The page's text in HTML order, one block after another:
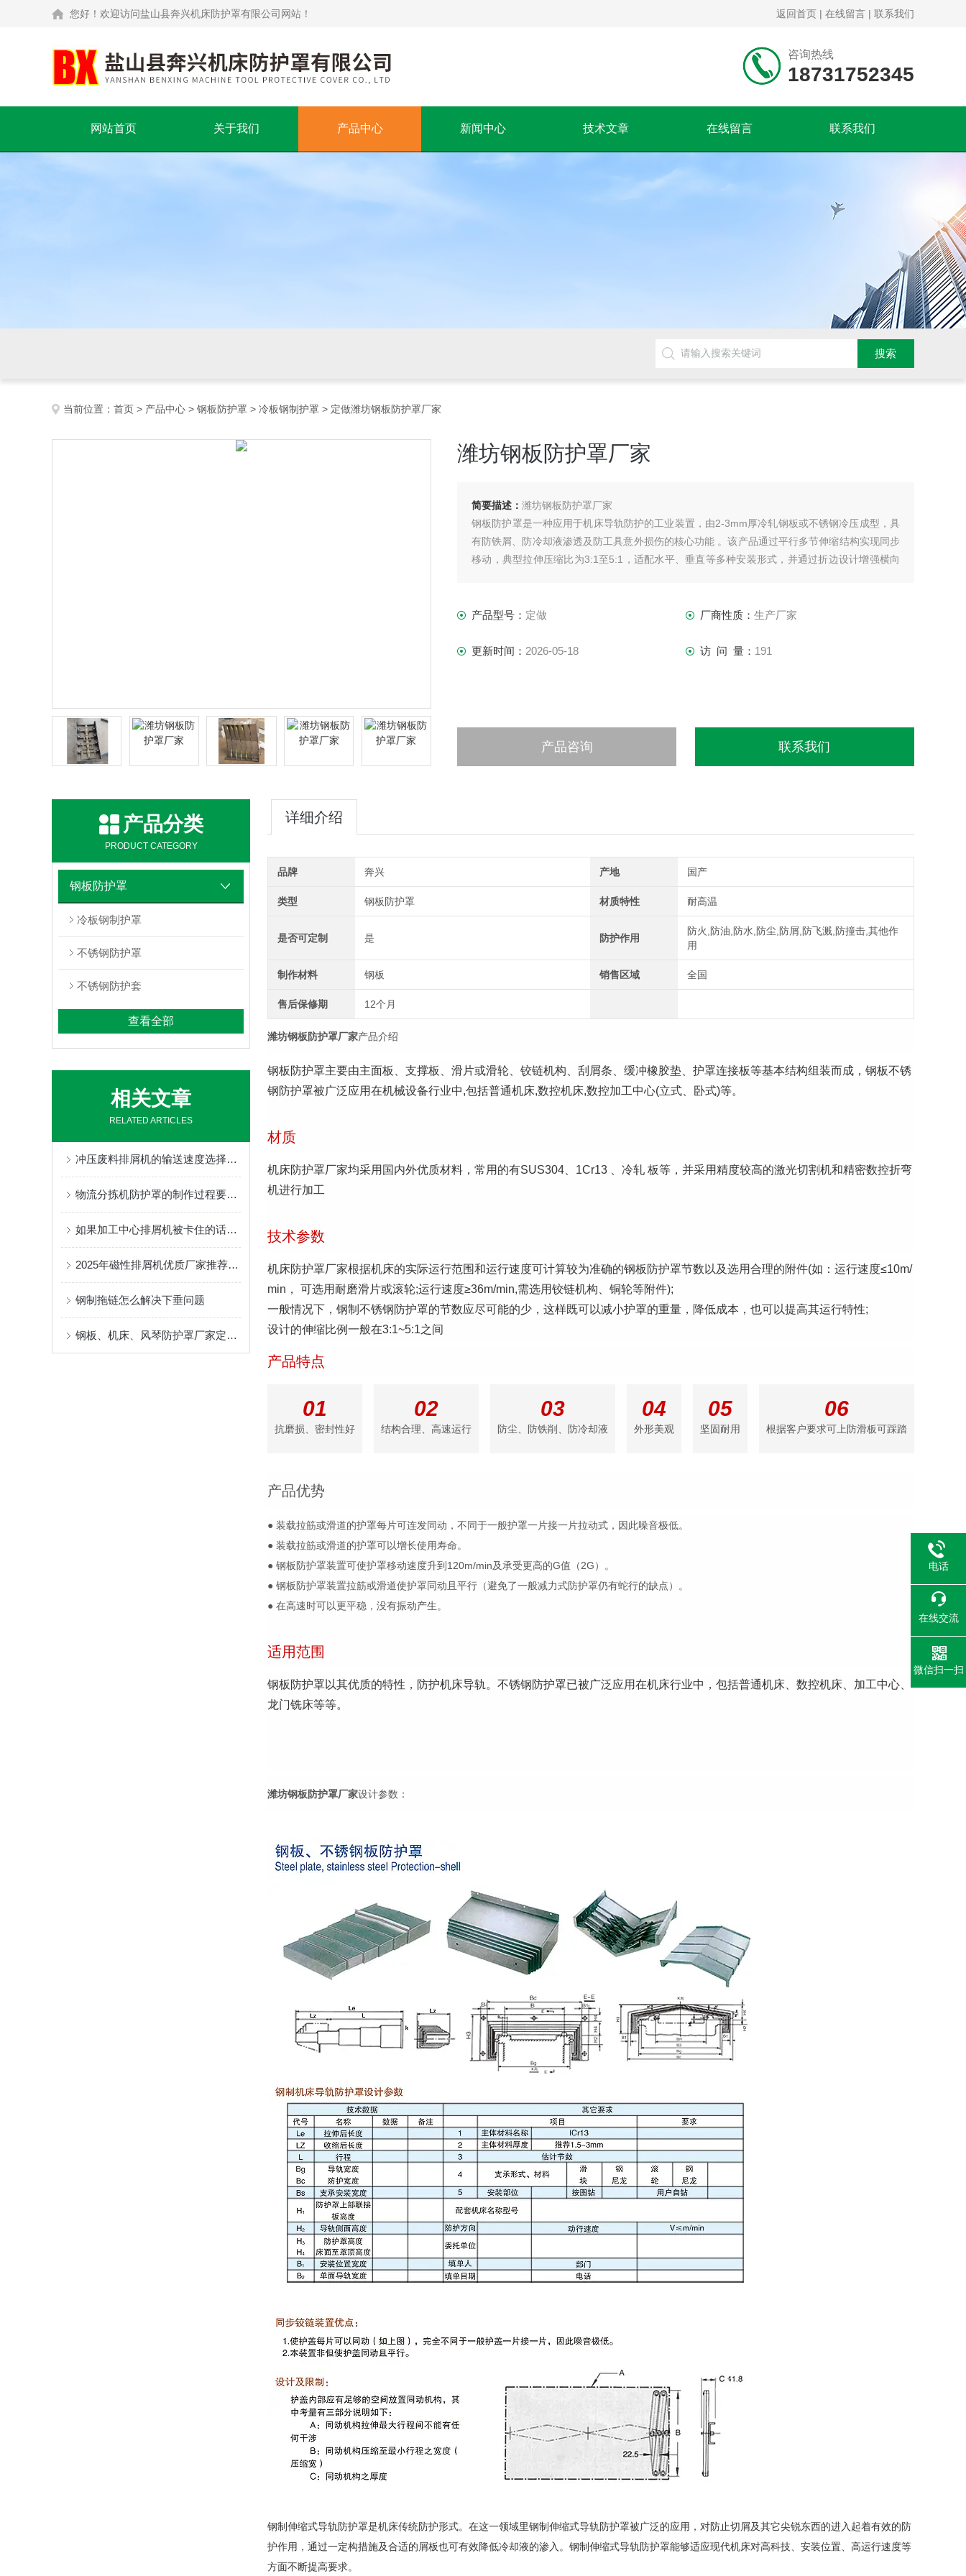
您好！欢迎访问盐山县奔兴机床防护罩有限公司网站！ 返回首页 | 在线留言 | 联系我们
咨询热线
18731752345
网站首页 关于我们 产品中心 新闻中心 技术文章 在线留言 联系我们
当前位置： 首页 > 产品中心 > 钢板防护罩 > 冷板钢制护罩 > 定做潍坊钢板防护罩厂家
潍坊钢板防护罩厂家
简要描述： 潍坊钢板防护罩厂家
钢板防护罩是一种应用于机床导轨防护的工业装置，由2-3mm厚冷轧钢板或不锈钢冷压成型，具
有防铁屑、防冷却液渗透及防工具意外损伤的核心功能 。该产品通过平行多节伸缩结构实现同步
移动，典型拉伸压缩比为3:1至5:1，适配水平、垂直等多种安装形式，并通过折边设计增强横向
产品型号： 定做 厂商性质： 生产厂家
更新时间： 2026-05-18 访 问 量： 191
产品咨询 联系我们
产品分类
PRODUCT CATEGORY
钢板防护罩
冷板钢制护罩
不锈钢防护罩
不锈钢防护套
查看全部
相关文章
RELATED ARTICLES
冲压废料排屑机的输送速度选择范围是很大的
物流分拣机防护罩的制作过程要包含哪些步骤呢
如果加工中心排屑机被卡住的话改如何解决？
2025年磁性排屑机优质厂家推荐厂家
钢制拖链怎么解决下垂问题
钢板、机床、风琴防护罩厂家定制指南：柔性防护材料的耐温、阻燃与往复寿命解析
详细介绍
品牌 奔兴 产地 国产
类型 钢板防护罩 材质特性 耐高温
是否可定制 是 防护作用
防火,防油,防水,防尘,防屑,防飞溅,防撞击,其他作
用
制作材料 钢板 销售区域 全国
售后保修期 12个月
潍坊钢板防护罩厂家产品介绍
钢板防护罩主要由主面板、支撑板、滑片或滑轮、铰链机构、刮屑条、缓冲橡胶垫、护罩连接板等基本结构组装而成，钢板不锈
钢防护罩被广泛应用在机械设备行业中,包括普通机床,数控机床,数控加工中心(立式、卧式)等。
材质
机床防护罩厂家均采用国内外优质材料，常用的有SUS304、1Cr13 、冷轧 板等，并采用精度较高的激光切割机和精密数控折弯
机进行加工
技术参数
机床防护罩厂家根据机床的实际运行范围和运行速度可计算较为准确的钢板防护罩节数以及选用合理的附件(如：运行速度≤10m/
min， 可选用耐磨滑片或滚轮;运行速度≥36m/min,需选用铰链机构、铜轮等附件);
一般情况下，钢制不锈钢防护罩的节数应尽可能的少，这样既可以减小护罩的重量，降低成本，也可以提高其运行特性;
设计的伸缩比例一般在3:1~5:1之间
产品特点
01
抗磨损、密封性好
02
结构合理、高速运行
03
防尘、防铁削、防冷却液
04
外形美观
05
坚固耐用
06
根据客户要求可上防滑板可踩踏
产品优势
● 装载拉筋或滑道的护罩每片可连发同动，不同于一般护罩一片接一片拉动式，因此噪音极低。
● 装载拉筋或滑道的护罩可以增长使用寿命。
● 钢板防护罩装置可使护罩移动速度升到120m/min及承受更高的G值（2G）。
● 钢板防护罩装置拉筋或滑道使护罩同动且平行（避免了一般减力式防护罩仍有蛇行的缺点）。
● 在高速时可以更平稳，没有振动产生。
适用范围
钢板防护罩以其优质的特性，防护机床导轨。不锈钢防护罩已被广泛应用在机床行业中，包括普通机床、数控机床、加工中心、
龙门铣床等等。
潍坊钢板防护罩厂家设计参数：
钢制伸缩式导轨防护罩是机床传统防护形式。在这一领域里钢制伸缩式导轨防护罩被广泛的应用，对防止切屑及其它尖锐东西的进入起着有效的防
护作用，通过一定构措施及合适的屑板也可有效降低冷却液的渗入。钢制伸缩式导轨防护罩能够适应现代机床对高科技、安装位置、高运行速度等
方面不断提高要求。
电话
在线交流
微信扫一扫